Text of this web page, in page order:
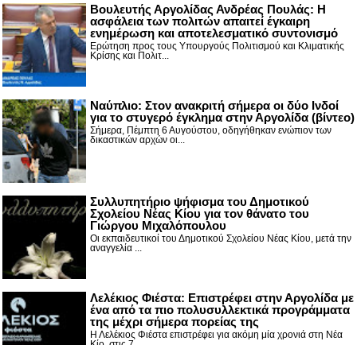
Βουλευτής Αργολίδας Ανδρέας Πουλάς: Η
ασφάλεια των πολιτών απαιτεί έγκαιρη
ενημέρωση και αποτελεσματικό συντονισμό
Ερώτηση προς τους Υπουργούς Πολιτισμού και Κλιματικής
Κρίσης και Πολιτ...
Nαύπλιο: Στον ανακριτή σήμερα οι δύο Ινδοί
για το στυγερό έγκλημα στην Αργολίδα (βίντεο)
Σήμερα, Πέμπτη 6 Αυγούστου, οδηγήθηκαν ενώπιον των
δικαστικών αρχών οι...
Συλλυπητήριο ψήφισμα του Δημοτικού
Σχολείου Νέας Κίου για τον θάνατο του
Γιώργου Μιχαλόπουλου
Οι εκπαιδευτικοί του Δημοτικού Σχολείου Νέας Κίου, μετά την
αναγγελία ...
Λελέκιος Φιέστα: Επιστρέφει στην Αργολίδα με
ένα από τα πιο πολυσυλλεκτικά προγράμματα
της μέχρι σήμερα πορείας της
Η Λελέκιος Φιέστα επιστρέφει για ακόμη μία χρονιά στη Νέα